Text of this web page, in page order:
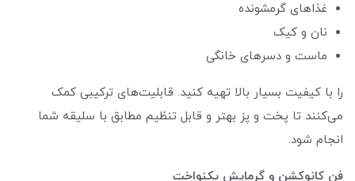
غذاهای گرم‎شونده
نان و کیک
ماست و دسرهای خانگی
را با کیفیت بسیار بالا تهیه کنید. قابلیت‌های ترکیبی کمک
می‌کنند تا پخت و پز بهتر و قابل تنظیم مطابق با سلیقه شما
انجام شود.
فن کانوکشن و گرمایش یکنواخت